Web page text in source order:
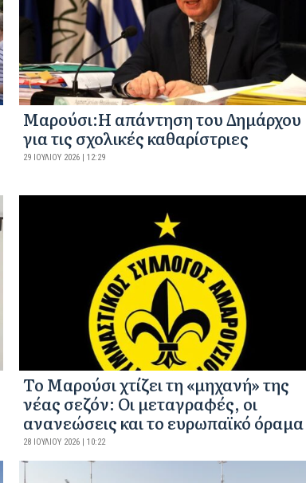
Μαρούσι:Η απάντηση του Δημάρχου
για τις σχολικές καθαρίστριες
29 ΙΟΥΛΊΟΥ 2026 | 12:29
Το Μαρούσι χτίζει τη «μηχανή» της
νέας σεζόν: Οι μεταγραφές, οι
ανανεώσεις και το ευρωπαϊκό όραμα
28 ΙΟΥΛΊΟΥ 2026 | 10:22